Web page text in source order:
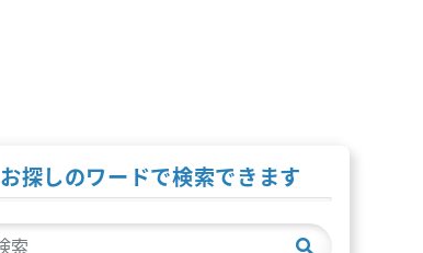
お探しのワードで検索できます